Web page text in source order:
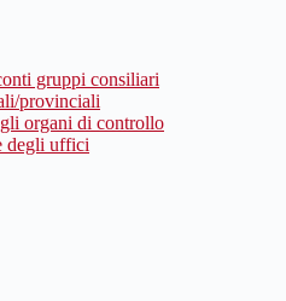
gruppi consiliari
provinciali
organi di controllo
degli uffici